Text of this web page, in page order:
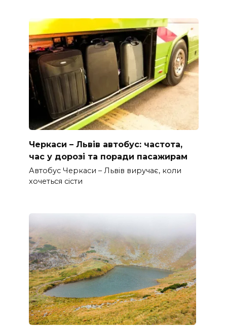
Черкаси – Львів автобус: частота,
час у дорозі та поради пасажирам
Автобус Черкаси – Львів виручає, коли
хочеться сісти